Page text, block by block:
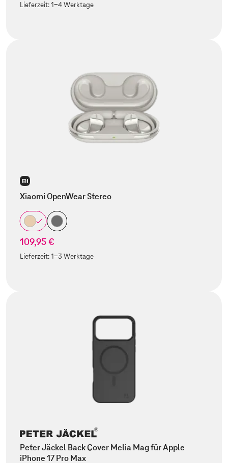
Lieferzeit:1-4 Werktage
Xiaomi OpenWear Stereo
109,95 €
Lieferzeit:1-3 Werktage
Peter Jäckel Back Cover Melia Mag für Apple
iPhone 17 Pro Max